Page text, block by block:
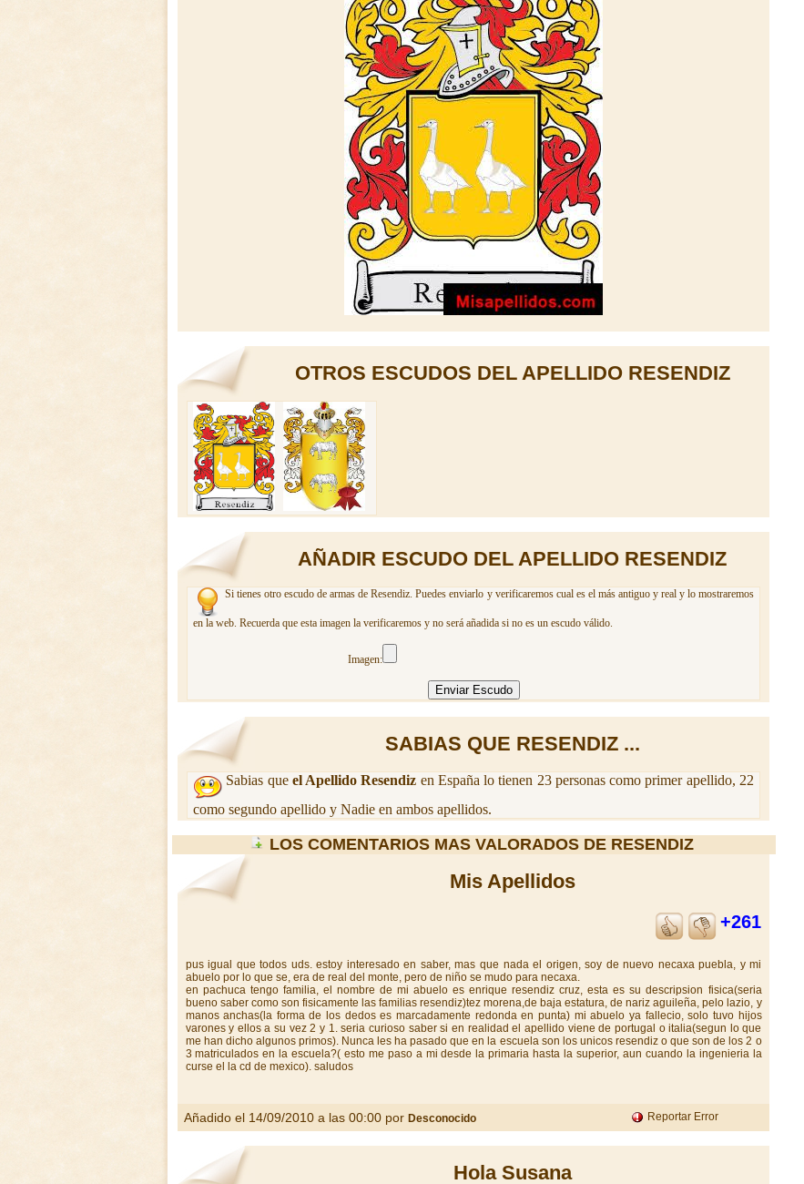
OTROS ESCUDOS DEL APELLIDO RESENDIZ
AÑADIR ESCUDO DEL APELLIDO RESENDIZ
Si tienes otro escudo de armas de Resendiz. Puedes enviarlo y verificaremos cual es el más antiguo y real y lo mostraremos
en la web. Recuerda que esta imagen la verificaremos y no será añadida si no es un escudo válido.
Imagen:
SABIAS QUE RESENDIZ ...
Sabias que el Apellido Resendiz en España lo tienen 23 personas como primer apellido, 22
como segundo apellido y Nadie en ambos apellidos.
LOS COMENTARIOS MAS VALORADOS DE RESENDIZ
Mis Apellidos
+261
pus igual que todos uds. estoy interesado en saber, mas que nada el origen, soy de nuevo necaxa puebla, y mi
abuelo por lo que se, era de real del monte, pero de niño se mudo para necaxa.
en pachuca tengo familia, el nombre de mi abuelo es enrique resendiz cruz, esta es su descripsion fisica(seria
bueno saber como son fisicamente las familias resendiz)tez morena,de baja estatura, de nariz aguileña, pelo lazio, y
manos anchas(la forma de los dedos es marcadamente redonda en punta) mi abuelo ya fallecio, solo tuvo hijos
varones y ellos a su vez 2 y 1. seria curioso saber si en realidad el apellido viene de portugal o italia(segun lo que
me han dicho algunos primos). Nunca les ha pasado que en la escuela son los unicos resendiz o que son de los 2 o
3 matriculados en la escuela?( esto me paso a mi desde la primaria hasta la superior, aun cuando la ingenieria la
curse el la cd de mexico). saludos
Añadido el 14/09/2010 a las 00:00 por Desconocido Reportar Error
Hola Susana